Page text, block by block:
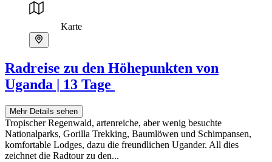
Karte
Radreise zu den Höhepunkten von
Uganda | 13 Tage
Mehr Details sehen
Tropischer Regenwald, artenreiche, aber wenig besuchte
Nationalparks, Gorilla Trekking, Baumlöwen und Schimpansen,
komfortable Lodges, dazu die freundlichen Ugander. All dies
zeichnet die Radtour zu den...